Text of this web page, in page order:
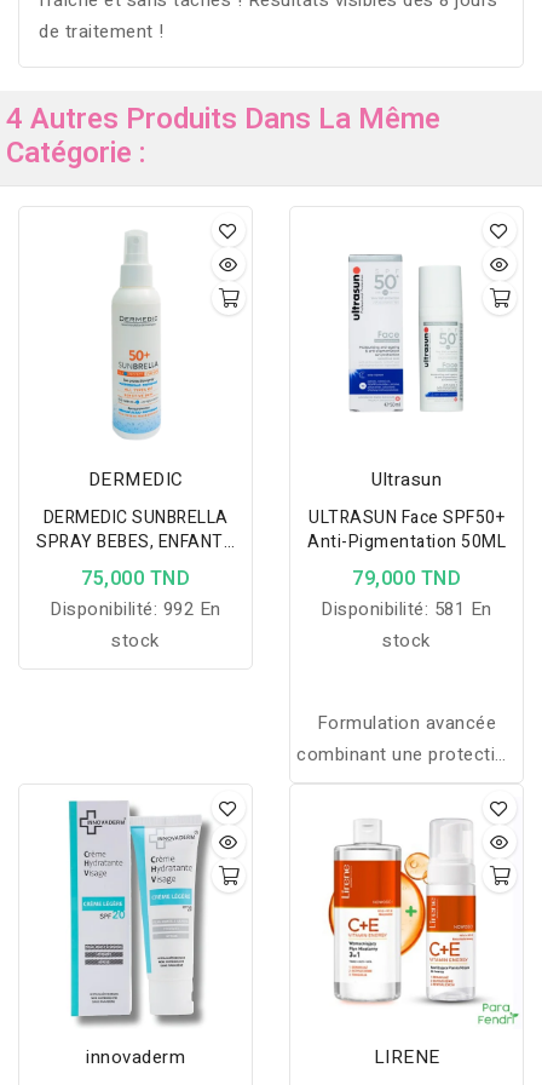
de traitement !
4 Autres Produits Dans La Même
Catégorie :
DERMEDIC
DERMEDIC SUNBRELLA
SPRAY BEBES, ENFANTS
ET ADULTES SPF50+
150ML
75,000 TND
Disponibilité: 992 En
stock
Ultrasun
ULTRASUN Face SPF50+
Anti-Pigmentation 50ML
79,000 TND
Disponibilité: 581 En
stock
Formulation avancée
combinant une protection
à large spectre, un indice
de protection 50+, de
puissants antioxydants et
de remarquables
composants anti-
pigmentation. Rétablit un
niveau d’hydratation
optimal, réduit l’apparition
de pigmentation. Texture
innovaderm LIRENE